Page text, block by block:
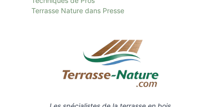
Terrasse Nature dans Presse